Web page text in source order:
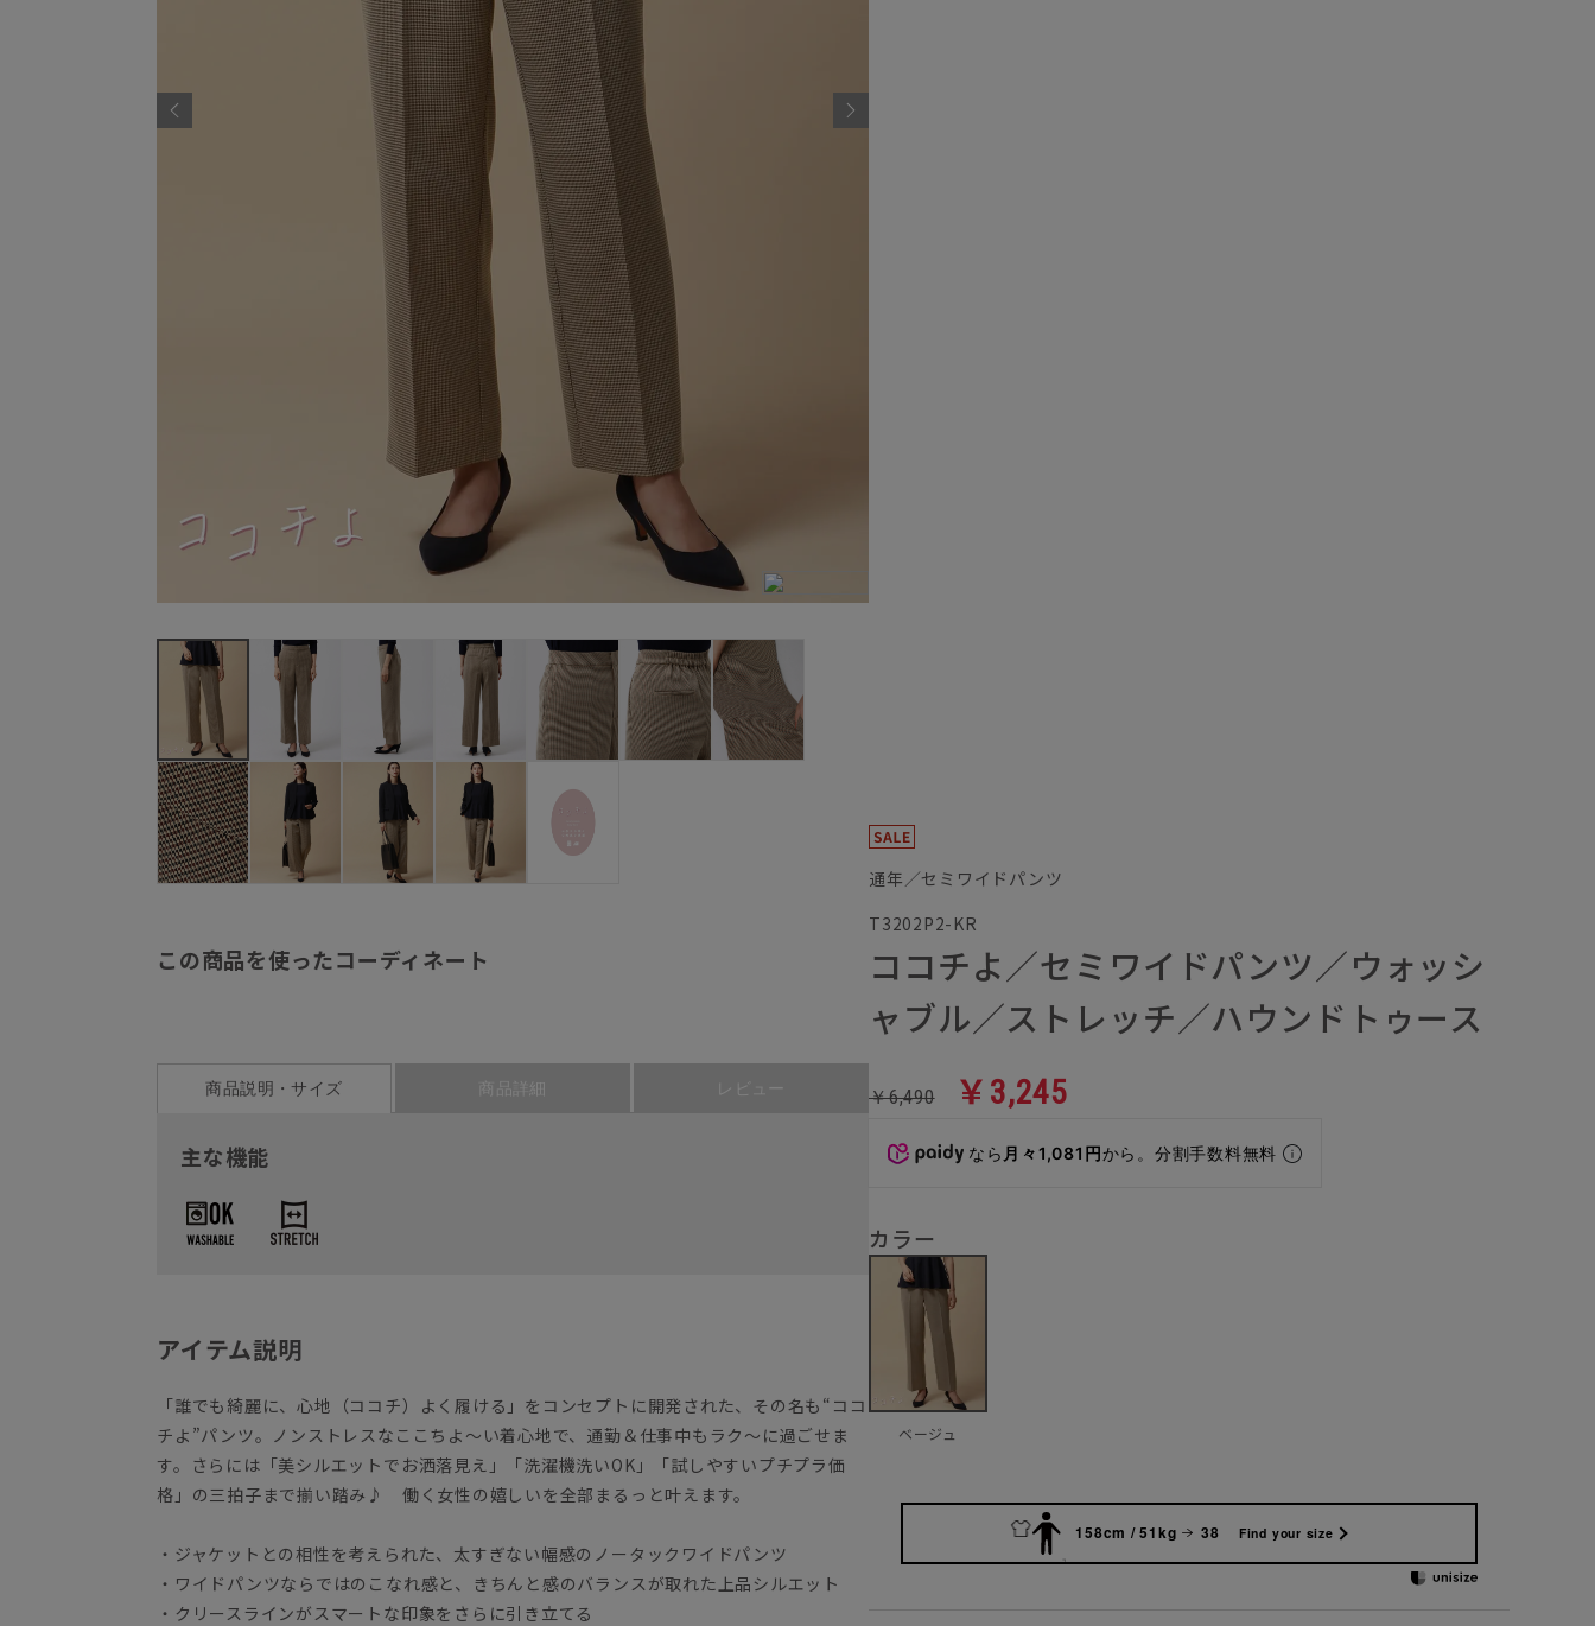
この商品を使ったコーディネート
商品説明・サイズ 商品詳細 レビュー
主な機能
アイテム説明
「誰でも綺麗に、心地（ココチ）よく履ける」をコンセプトに開発された、その名も“ココ
チよ”パンツ。ノンストレスなここちよ～い着心地で、通勤＆仕事中もラク～に過ごせま
す。さらには「美シルエットでお洒落見え」「洗濯機洗いOK」「試しやすいプチプラ価
格」の三拍子まで揃い踏み♪ 働く女性の嬉しいを全部まるっと叶えます。
・ジャケットとの相性を考えられた、太すぎない幅感のノータックワイドパンツ
・ワイドパンツならではのこなれ感と、きちんと感のバランスが取れた上品シルエット
・クリースラインがスマートな印象をさらに引き立てる
通年／セミワイドパンツ
T3202P2-KR
ココチよ／セミワイドパンツ／ウォッシ
ャブル／ストレッチ／ハウンドトゥース
￥6,490 ￥3,245
なら 月々1,081円から。分割手数料無料
カラー
ベージュ
158cm / 51kg 38 Find your size